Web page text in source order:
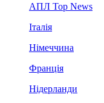
АПЛ Top News
Італія
Німеччина
Франція
Нідерланди